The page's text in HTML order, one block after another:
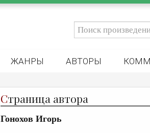
ЖАНРЫ АВТОРЫ
Страница автора
Гонохов Игорь